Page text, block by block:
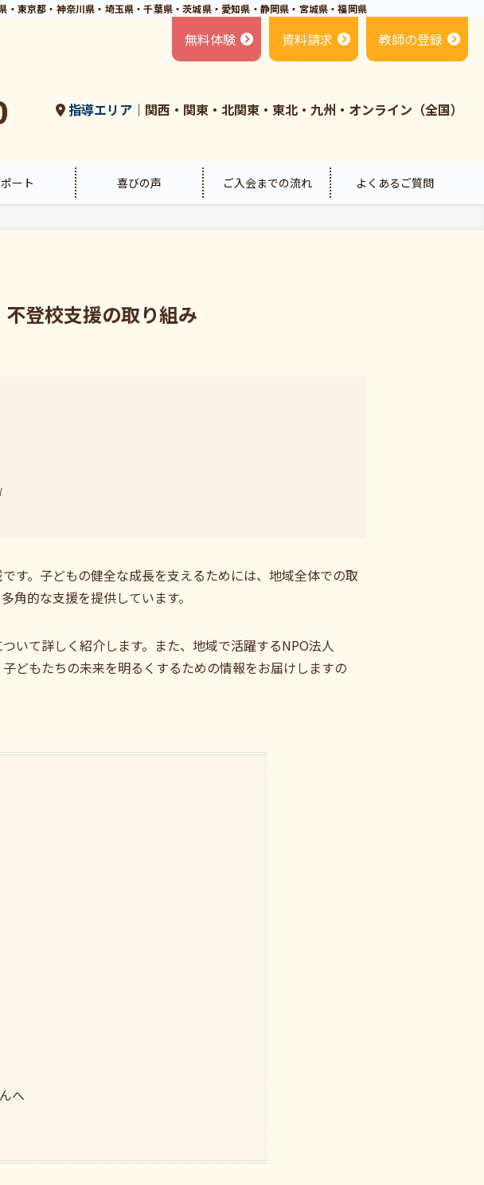
東京都・神奈川県・埼玉県・千葉県・茨城県・愛知県・静岡県・宮城県・福岡県
ート 喜びの声 ご入会までの流れ よくあるご質問
指導エリア｜関西・関東・北関東・東北・九州・オンライン（全国）
無料体験 資料請求 教師の登録
登校支援の取り組み
す。子どもの健全な成長を支えるためには、地域全体での取
角的な支援を提供しています。
いて詳しく紹介します。また、地域で活躍するNPO法人
どもたちの未来を明るくするための情報をお届けしますの
へ